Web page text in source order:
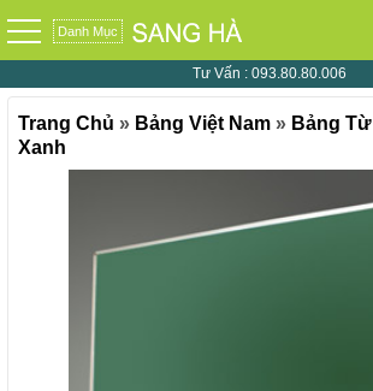
Danh Mục
Tư Vấn : 093.80.80.006
Trang Chủ » Bảng Việt Nam » Bảng Từ
Xanh